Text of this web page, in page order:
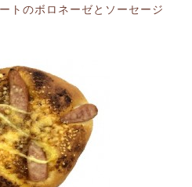
トのボロネーゼとソーセージ